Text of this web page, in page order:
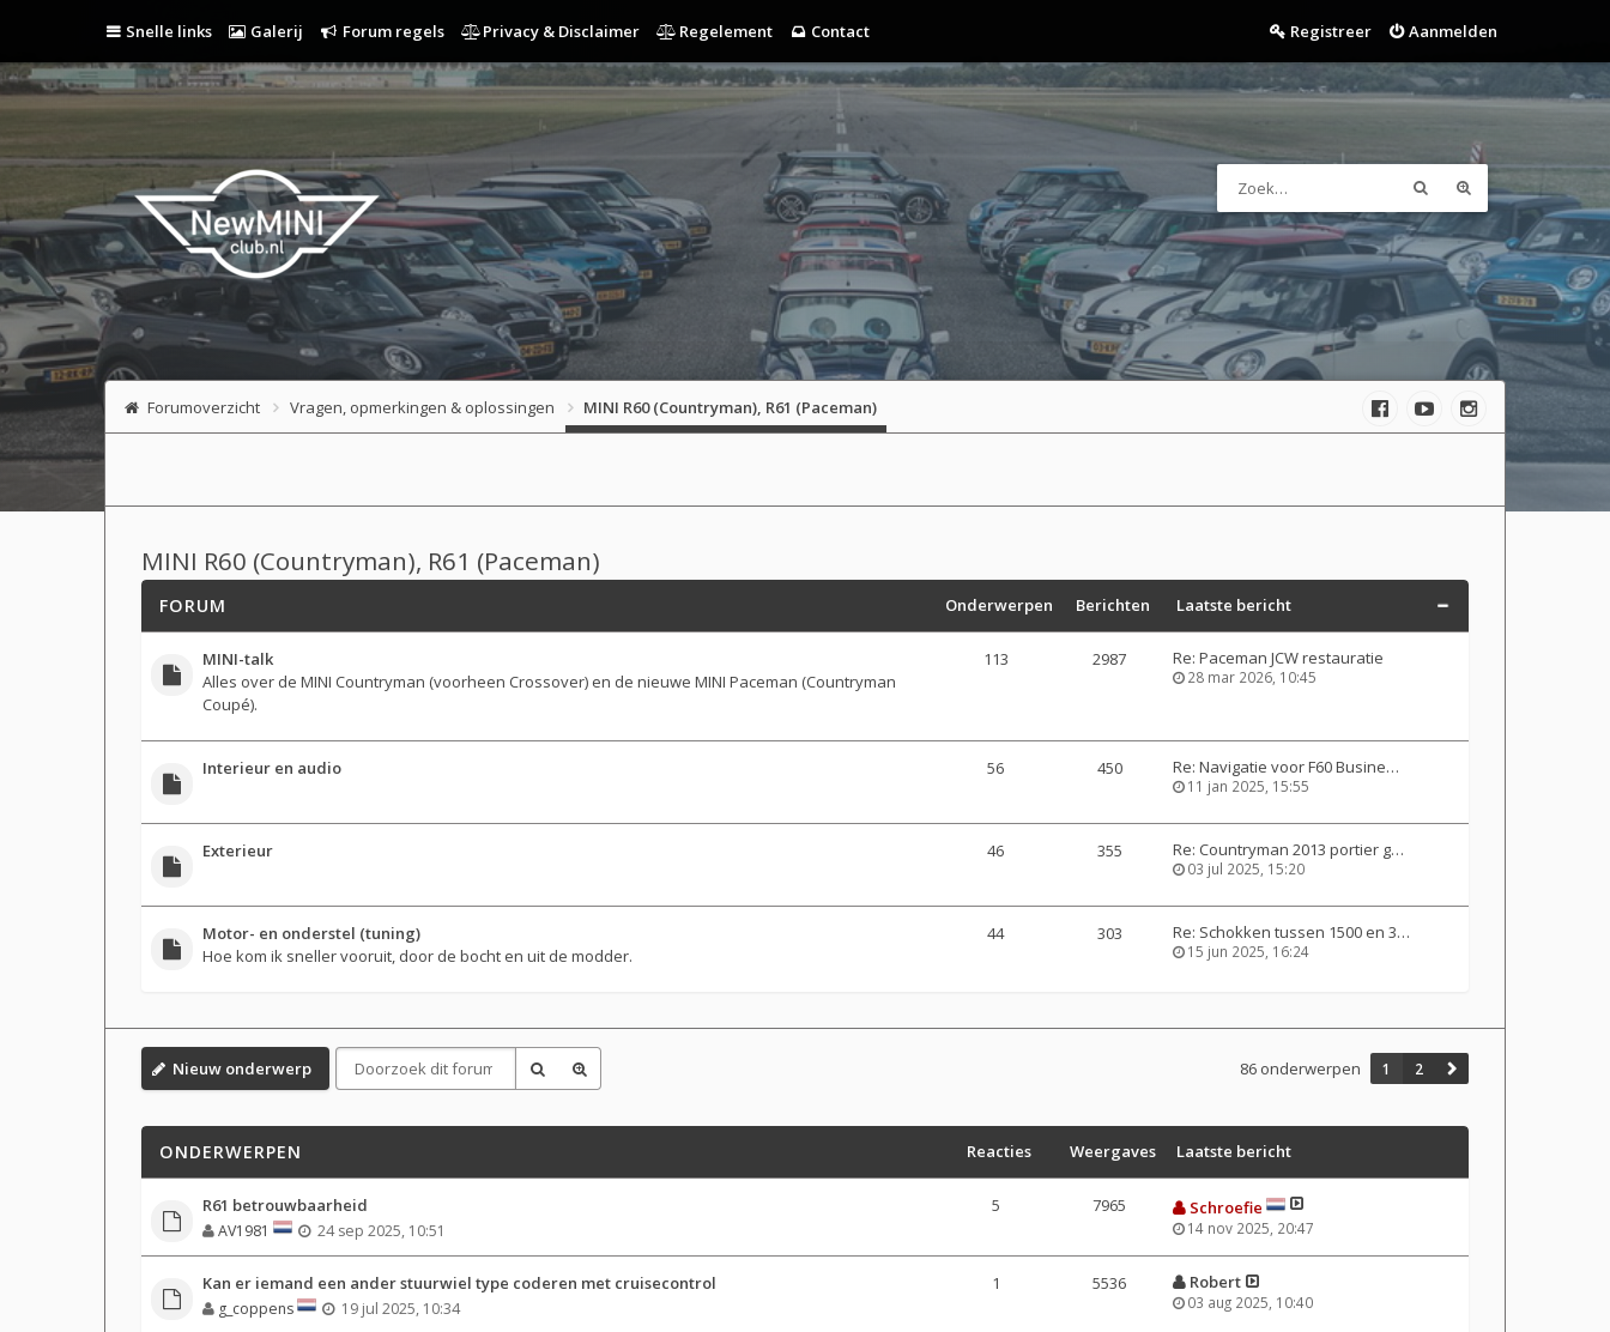
Snelle links Galerij Forum regels Privacy & Disclaimer Regelement Contact Aanmelden
Registreer
Forumoverzicht Vragen, opmerkingen & oplossingen MINI R60 (Countryman), R61 (Paceman)
MINI R60 (Countryman), R61 (Paceman)
FORUM Onderwerpen Berichten Laatste bericht
MINI-talk
Alles over de MINI Countryman (voorheen Crossover) en de nieuwe MINI Paceman (Countryman
Coupé).
113 2987 Re: Paceman JCW restauratie
28 mar 2026, 10:45
Interieur en audio 56 450 Re: Navigatie voor F60 Busine…
11 jan 2025, 15:55
Exterieur 46 355 Re: Countryman 2013 portier g…
03 jul 2025, 15:20
Motor- en onderstel (tuning)
Hoe kom ik sneller vooruit, door de bocht en uit de modder.
44 303 Re: Schokken tussen 1500 en 3…
15 jun 2025, 16:24
Nieuw onderwerp 86 onderwerpen 1 2
ONDERWERPEN Reacties Weergaves Laatste bericht
R61 betrouwbaarheid
AV1981 24 sep 2025, 10:51
5 7965 Schroefie
14 nov 2025, 20:47
Kan er iemand een ander stuurwiel type coderen met cruisecontrol
g_coppens 19 jul 2025, 10:34
1 5536 Robert
03 aug 2025, 10:40